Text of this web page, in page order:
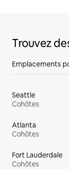
Trouvez
Emplacements
Seattle
Cohôtes
Atlanta
Cohôtes
Fort Lauderdale
Cohôtes